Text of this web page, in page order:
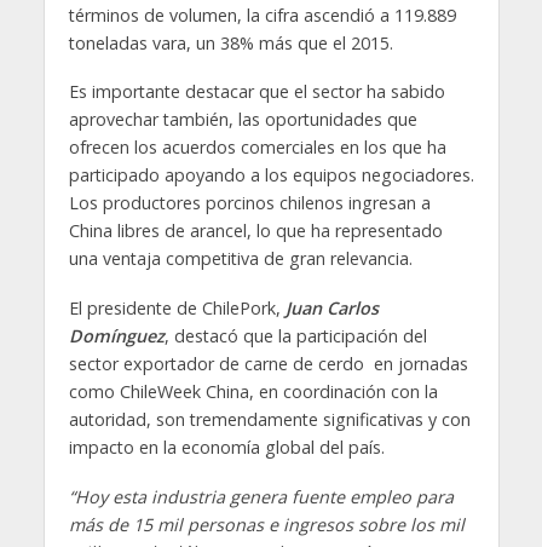
términos de volumen, la cifra ascendió a 119.889
toneladas vara, un 38% más que el 2015.
Es importante destacar que el sector ha sabido
aprovechar también, las oportunidades que
ofrecen los acuerdos comerciales en los que ha
participado apoyando a los equipos negociadores.
Los productores porcinos chilenos ingresan a
China libres de arancel, lo que ha representado
una ventaja competitiva de gran relevancia.
El presidente de ChilePork, Juan Carlos
Domínguez, destacó que la participación del
sector exportador de carne de cerdo en jornadas
como ChileWeek China, en coordinación con la
autoridad, son tremendamente significativas y con
impacto en la economía global del país.
“Hoy esta industria genera fuente empleo para
más de 15 mil personas e ingresos sobre los mil